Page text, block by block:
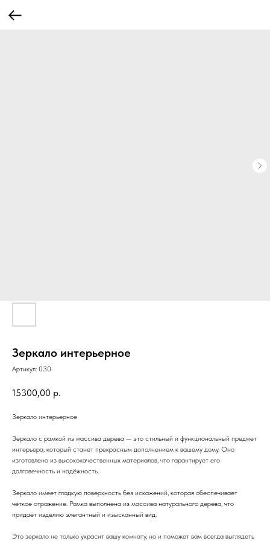
Зеркало интерьерное
Артикул: 030
15300,00 р.
Зеркало интерьерное
Зеркало с рамкой из массива дерева — это стильный и функциональный предмет
интерьера, который станет прекрасным дополнением к вашему дому. Оно
изготовлено из высококачественных материалов, что гарантирует его
долговечность и надёжность.
Зеркало имеет гладкую поверхность без искажений, которая обеспечивает
чёткое отражение. Рамка выполнена из массива натурального дерева, что
придаёт изделию элегантный и изысканный вид.
Это зеркало не только украсит вашу комнату, но и поможет вам всегда выглядеть